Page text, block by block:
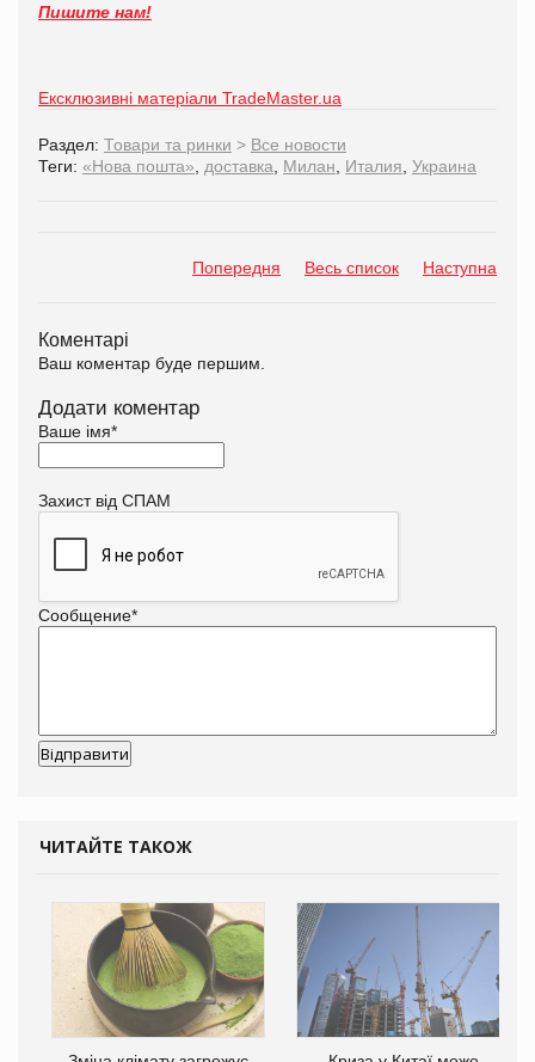
Пишите нам!
Ексклюзивні матеріали TradeMaster.ua
Раздел: Товари та ринки > Все новости
Теги: «Нова пошта» доставка Милан Италия Украина
Попередня Весь список Наступна
Коментарі
Ваш коментар буде першим.
Додати коментар
Ваше імя*
Захист від СПАМ
Сообщение*
ЧИТАЙТЕ ТАКОЖ